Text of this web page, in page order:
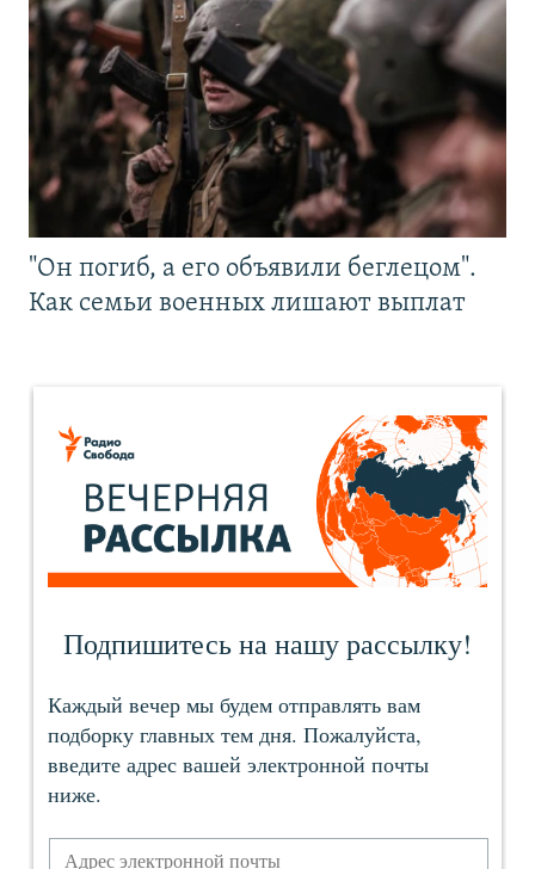
"Он погиб, а его объявили беглецом".
Как семьи военных лишают выплат